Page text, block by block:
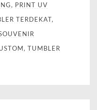
, PRINT UV
TERDEKAT ,
, TUMBLER